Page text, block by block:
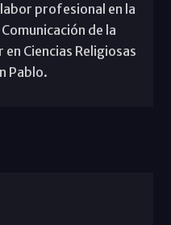
profesional en la
de la
Ciencias Religiosas
Pablo.